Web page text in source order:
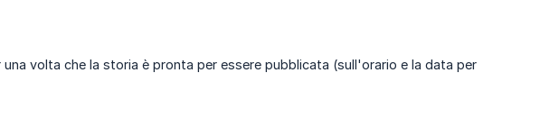
volta che la storia è pronta per essere pubblicata (sull'orario e la data per